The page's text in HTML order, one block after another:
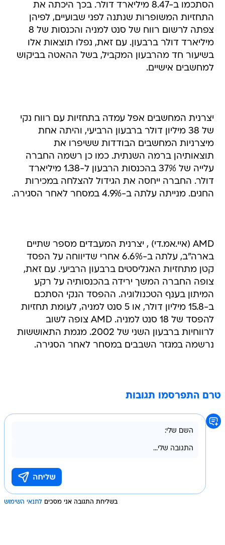
הסתכמו ב-8.47 מיליארד דולר. בכך היכתה את
התחזיות המשופרות שנתנה לפני שבועיים, לפיהן
צפתה לרשום רווח של סנט למניה והכנסות של 8
מיליארד דולר ברבעון. עם זאת, נפלו תוצאות אלו
בשיעור חד מהרבעון המקביל, בשל ההאטה בביקוש
למחשבים אישיים.
יצרנית המחשבים אפל עמדה בתחזיות עם רווח נקי
של 38 מיליון דולר ברבעון הרביעי, והיתה אחת
מיצרניות המחשבים הבודדות ששיפרו את
תוצאותיהן ברמה השנתית. כמו כן רשמה החברה
עלייה של 37% בהכנסות הרבעון ל-1.38 מיליארד
דולר. החברה ייחסה את הגידול להצלחה במכירות
החגים. מנייתה עלתה ב-4.9% במסחר לאחר הסגירה.
AMD (איי.אמ.די) , יצרנית המעבדים מספר שתיים
בארה"ב, עלתה ב-6.6% אחרי שדיווחה על הפסד
קטן מתחזיות האנליסטים ברבעון הרביעי. עם זאת,
צופה החברה המשך ירידה בהכנסותיה על רקע
המיתון בענף הטכנולוגיה. ההפסד הנקי הסתכם
ב-15.8 מיליון דולר, או 5 סנט למניה, לעומת תחזיות
להפסד של 18 סנט למניה. AMD צופה לשוב
לרווחיות ברבעון השני של 2002. מגמת התאוששות
נרשמה במגזר השבבים במסחר לאחר הסגירה.
טרם התפרסמו תגובות
בשליחת התגובה אני מסכים לתנאי השימוש